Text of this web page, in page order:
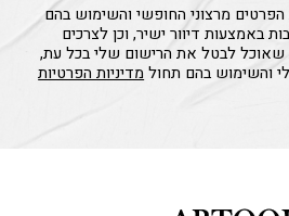
מרצוני החופשי והשימוש בהם
באמצעות דיוור ישיר, וכן לצרכים
שאוכל לבטל את הרישום שלי בכל עת,
והשימוש בהם תחולמדיניות הפרטיות